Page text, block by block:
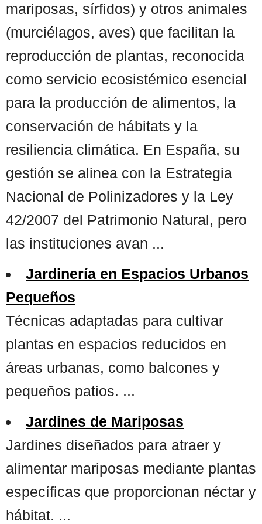
mariposas, sírfidos) y otros animales
(murciélagos, aves) que facilitan la
reproducción de plantas, reconocida
como servicio ecosistémico esencial
para la producción de alimentos, la
conservación de hábitats y la
resiliencia climática. En España, su
gestión se alinea con la Estrategia
Nacional de Polinizadores y la Ley
42/2007 del Patrimonio Natural, pero
las instituciones avan ...
Jardinería en Espacios Urbanos
Pequeños
Técnicas adaptadas para cultivar
plantas en espacios reducidos en
áreas urbanas, como balcones y
pequeños patios. ...
Jardines de Mariposas
Jardines diseñados para atraer y
alimentar mariposas mediante plantas
específicas que proporcionan néctar y
hábitat. ...